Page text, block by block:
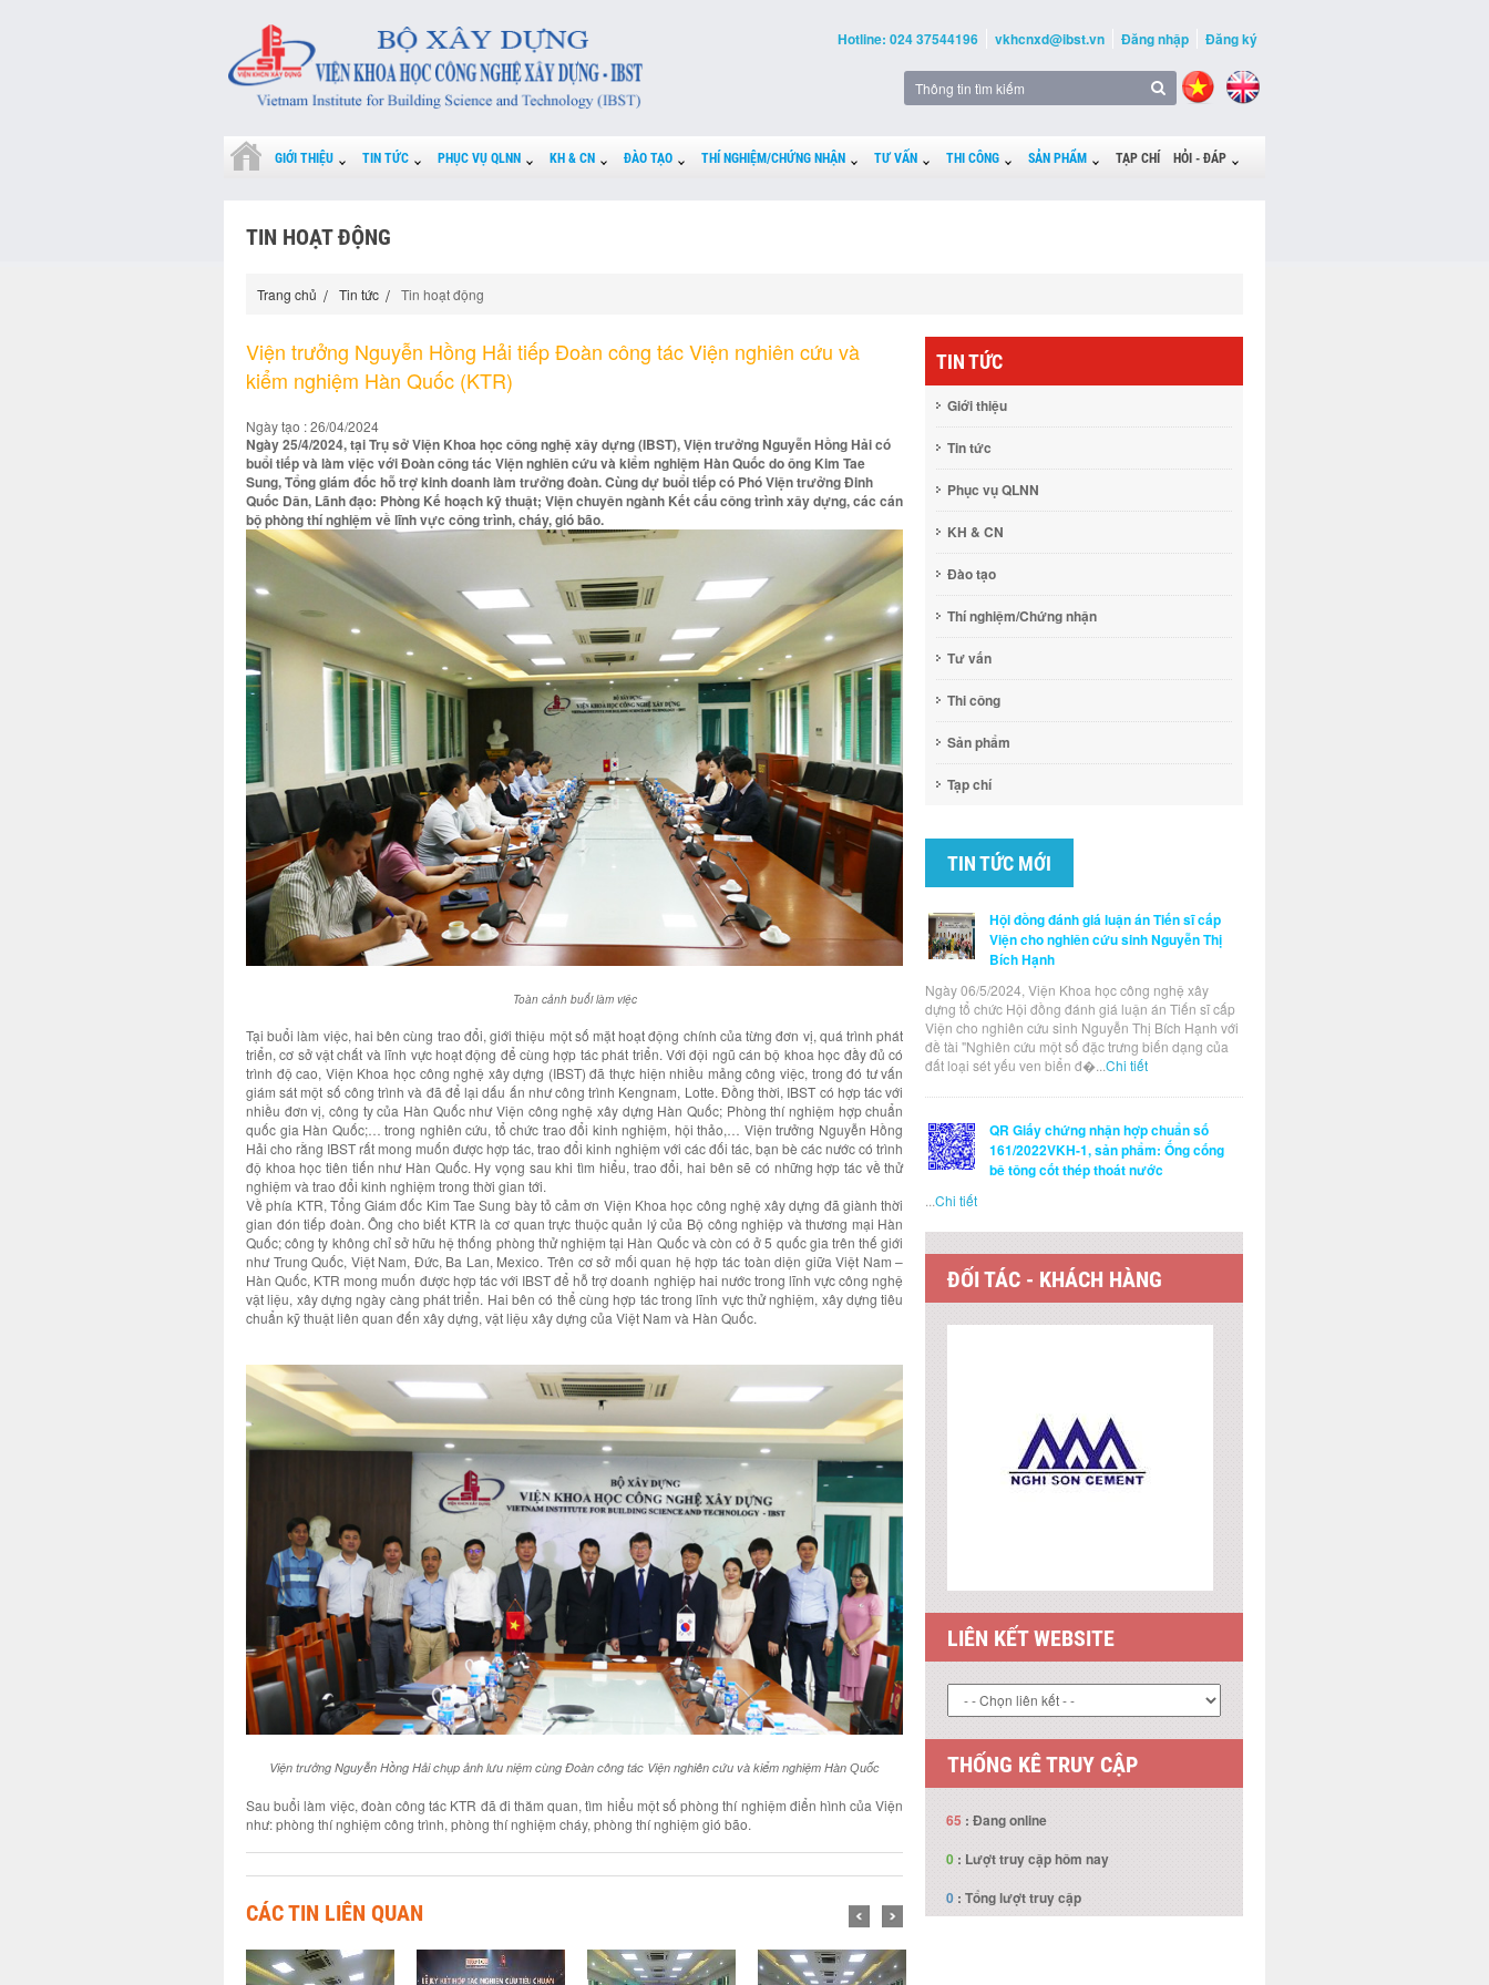
Hotline: 024 37544196 vkhcnxd@ibst.vn Đăng nhập Đăng ký
GIỚI THIỆU TIN TỨC PHỤC VỤ QLNN KH & CN ĐÀO TẠO THÍ NGHIỆM/CHỨNG NHẬN TƯ VẤN THI CÔNG SẢN PHẨM TẠP CHÍ HỎI - ĐÁP
TIN HOẠT ĐỘNG
Trang chủ Tin tức Tin hoạt động
Viện trưởng Nguyễn Hồng Hải tiếp Đoàn công tác Viện nghiên cứu và
kiểm nghiệm Hàn Quốc (KTR)
Ngày tạo : 26/04/2024
Ngày 25/4/2024, tại Trụ sở Viện Khoa học công nghệ xây dựng (IBST), Viện trưởng Nguyễn Hồng Hải có
buổi tiếp và làm việc với Đoàn công tác Viện nghiên cứu và kiểm nghiệm Hàn Quốc do ông Kim Tae
Sung, Tổng giám đốc hỗ trợ kinh doanh làm trưởng đoàn. Cùng dự buổi tiếp có Phó Viện trưởng Đinh
Quốc Dân, Lãnh đạo: Phòng Kế hoạch kỹ thuật; Viện chuyên ngành Kết cấu công trình xây dựng, các cán
bộ phòng thí nghiệm về lĩnh vực công trình, cháy, gió bão.
Toàn cảnh buổi làm việc
Tại buổi làm việc, hai bên cùng trao đổi, giới thiệu một số mặt hoạt động chính của từng đơn vị, quá trình phát
triển, cơ sở vật chất và lĩnh vực hoạt động để cùng hợp tác phát triển. Với đội ngũ cán bộ khoa học đầy đủ có
trình độ cao, Viện Khoa học công nghệ xây dựng (IBST) đã thực hiện nhiều mảng công việc, trong đó tư vấn
giám sát một số công trình và đã để lại dấu ấn như công trình Kengnam, Lotte. Đồng thời, IBST có hợp tác với
nhiều đơn vị, công ty của Hàn Quốc như Viện công nghệ xây dựng Hàn Quốc; Phòng thí nghiệm hợp chuẩn
quốc gia Hàn Quốc;… trong nghiên cứu, tổ chức trao đổi kinh nghiệm, hội thảo,… Viện trưởng Nguyễn Hồng
Hải cho rằng IBST rất mong muốn được hợp tác, trao đổi kinh nghiệm với các đối tác, bạn bè các nước có trình
độ khoa học tiên tiến như Hàn Quốc. Hy vọng sau khi tìm hiểu, trao đổi, hai bên sẽ có những hợp tác về thử
nghiệm và trao đổi kinh nghiệm trong thời gian tới.
Về phía KTR, Tổng Giám đốc Kim Tae Sung bày tỏ cảm ơn Viện Khoa học công nghệ xây dựng đã giành thời
gian đón tiếp đoàn. Ông cho biết KTR là cơ quan trực thuộc quản lý của Bộ công nghiệp và thương mại Hàn
Quốc; công ty không chỉ sở hữu hệ thống phòng thử nghiệm tại Hàn Quốc và còn có ở 5 quốc gia trên thế giới
như Trung Quốc, Việt Nam, Đức, Ba Lan, Mexico. Trên cơ sở mối quan hệ hợp tác toàn diện giữa Việt Nam –
Hàn Quốc, KTR mong muốn được hợp tác với IBST để hỗ trợ doanh nghiệp hai nước trong lĩnh vực công nghệ
vật liệu, xây dựng ngày càng phát triển. Hai bên có thể cùng hợp tác trong lĩnh vực thử nghiệm, xây dựng tiêu
chuẩn kỹ thuật liên quan đến xây dựng, vật liệu xây dựng của Việt Nam và Hàn Quốc.
Viện trưởng Nguyễn Hồng Hải chụp ảnh lưu niệm cùng Đoàn công tác Viện nghiên cứu và kiểm nghiệm Hàn Quốc
Sau buổi làm việc, đoàn công tác KTR đã đi thăm quan, tìm hiểu một số phòng thí nghiệm điển hình của Viện
như: phòng thí nghiệm công trình, phòng thí nghiệm cháy, phòng thí nghiệm gió bão.
CÁC TIN LIÊN QUAN
TIN TỨC
Giới thiệu
Tin tức
Phục vụ QLNN
KH & CN
Đào tạo
Thí nghiệm/Chứng nhận
Tư vấn
Thi công
Sản phẩm
Tạp chí
TIN TỨC MỚI
Hội đồng đánh giá luận án Tiến sĩ cấp
Viện cho nghiên cứu sinh Nguyễn Thị
Bích Hạnh
Ngày 06/5/2024, Viện Khoa học công nghệ xây
dựng tổ chức Hội đồng đánh giá luận án Tiến sĩ cấp
Viện cho nghiên cứu sinh Nguyễn Thị Bích Hạnh với
đề tài "Nghiên cứu một số đặc trưng biến dạng của
đất loại sét yếu ven biển đ�...Chi tiết
QR Giấy chứng nhận hợp chuẩn số
161/2022VKH-1, sản phẩm: Ống cống
bê tông cốt thép thoát nước
...Chi tiết
ĐỐI TÁC - KHÁCH HÀNG
LIÊN KẾT WEBSITE
THỐNG KÊ TRUY CẬP
65 : Đang online
0 : Lượt truy cập hôm nay
0 : Tổng lượt truy cập